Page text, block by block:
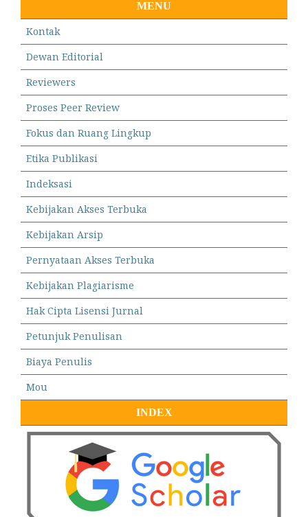
MENU
Kontak
Dewan Editorial
Reviewers
Proses Peer Review
Fokus dan Ruang Lingkup
Etika Publikasi
Indeksasi
Kebijakan Akses Terbuka
Kebijakan Arsip
Pernyataan Akses Terbuka
Kebijakan Plagiarisme
Hak Cipta Lisensi Jurnal
Petunjuk Penulisan
Biaya Penulis
Mou
INDEX